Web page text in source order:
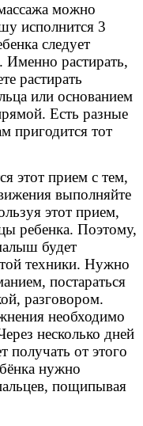
можно
исполнится 3
следует
Именно растирать,
растирать
или основанием
Есть разные
пригодится тот
этот прием с тем,
выполняйте
этот прием,
ребенка. Поэтому,
будет
техники. Нужно
постараться
разговором.
необходимо
несколько дней
получать от этого
нужно
пощипывая